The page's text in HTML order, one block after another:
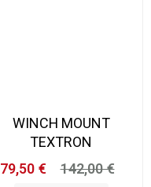
WINCH MOUNT
TEXTRON
79,50 €
142,00 €